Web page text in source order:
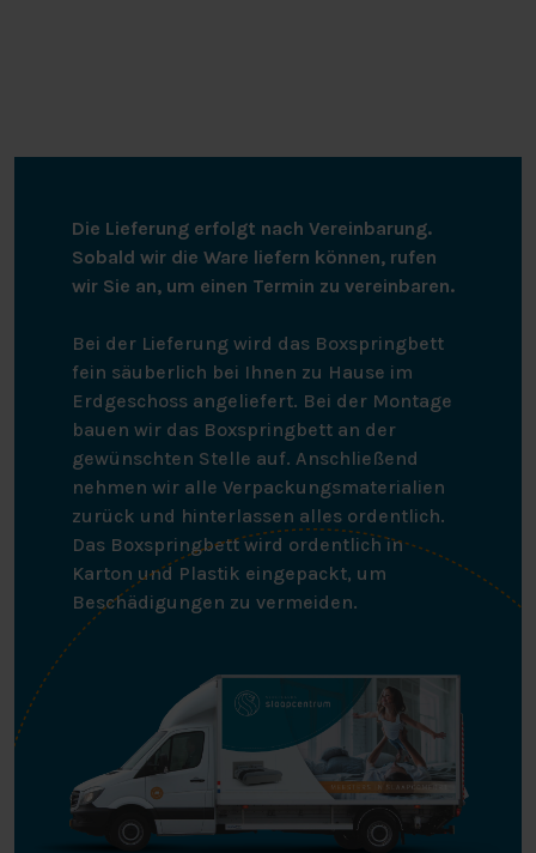
Die Lieferung erfolgt nach Vereinbarung.
Sobald wir die Ware liefern können, rufen
wir Sie an, um einen Termin zu vereinbaren.
Bei der Lieferung wird das Boxspringbett
fein säuberlich bei Ihnen zu Hause im
Erdgeschoss angeliefert. Bei der Montage
bauen wir das Boxspringbett an der
gewünschten Stelle auf. Anschließend
nehmen wir alle Verpackungsmaterialien
zurück und hinterlassen alles ordentlich.
Das Boxspringbett wird ordentlich in
Karton und Plastik eingepackt, um
Beschädigungen zu vermeiden.